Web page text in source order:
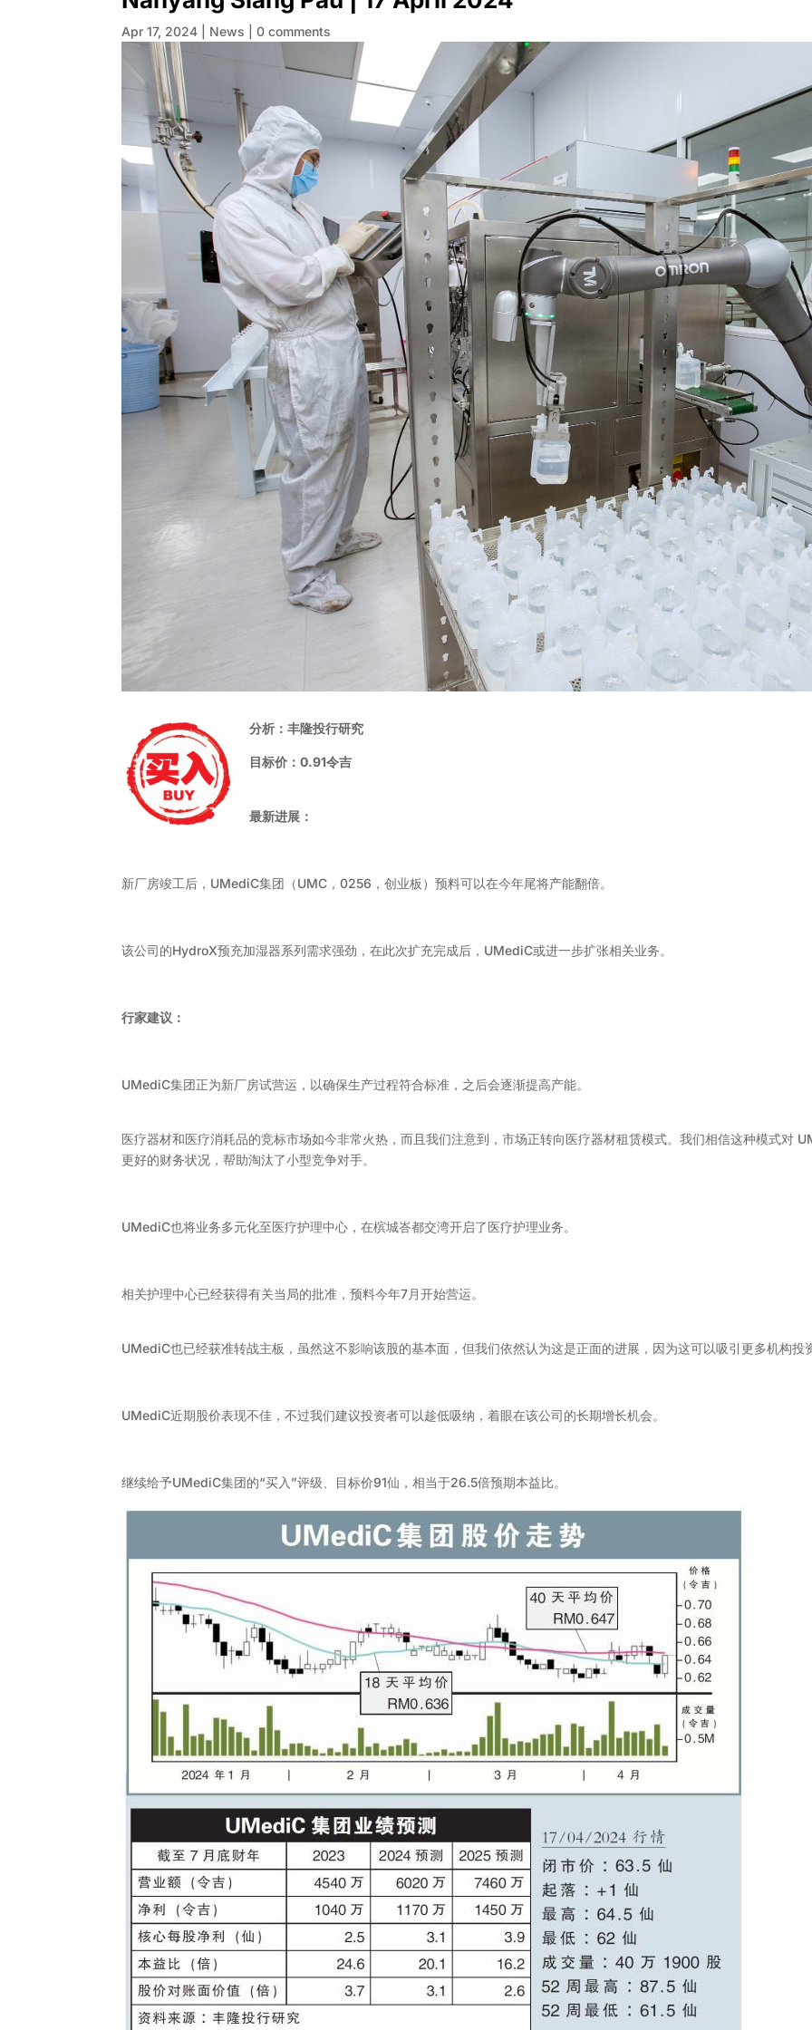
Apr 17, 2024 News |0 comments
分析：丰隆投行研究
目标价：0.91令吉
最新进展：
新厂房竣工后，UMediC集团（UMC，0256，创业板）预料可以在今年尾将产能翻倍。
该公司的HydroX预充加湿器系列需求强劲，在此次扩充完成后，UMediC或进一步扩张相关业务。
行家建议：
UMediC集团正为新厂房试营运，以确保生产过程符合标准，之后会逐渐提高产能。
医疗器材和医疗消耗品的竞标市场如今非常火热，而且我们注意到，市场正转向医疗器材租赁模式。我们相信这种模式对
更好的财务状况，帮助淘汰了小型竞争对手。
UMediC也将业务多元化至医疗护理中心，在槟城峇都交湾开启了医疗护理业务。
相关护理中心已经获得有关当局的批准，预料今年7月开始营运。
UMediC也已经获准转战主板，虽然这不影响该股的基本面，但我们依然认为这是正面的进展，因为这可以吸引更多机构投
UMediC近期股价表现不佳，不过我们建议投资者可以趁低吸纳，着眼在该公司的长期增长机会。
继续给予UMediC集团的“买入”评级、目标价91仙，相当于26.5倍预期本益比。